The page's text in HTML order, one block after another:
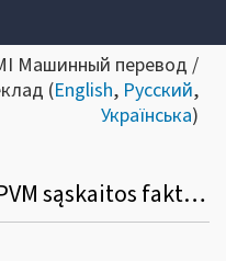
Машинный перевод /
(English, Русский,
Українська)
Ar SABIS generuojamas PVM sąskaitos faktūros duomenų nuorašas atitinka PVM įstatyme nustatytus PVM sąskaitai faktūrai keliamus reikalavimus?